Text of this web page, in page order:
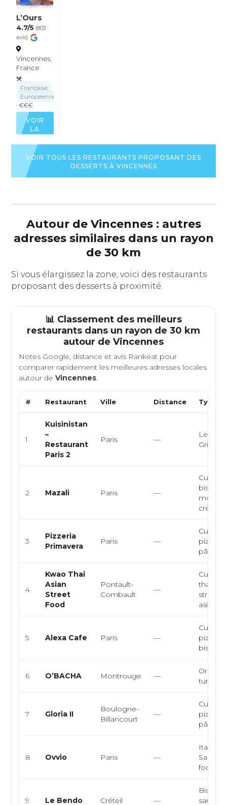
L’Ours
4.7/5 (803
avis)
Vincennes,
France
Française
Européenne
· €€€
VOIR
LA
DU
RESTAURANT
VOIR TOUS LES RESTAURANTS PROPOSANT DES
DESSERTS À VINCENNES
Autour de Vincennes : autres
adresses similaires dans un rayon
de 30 km
Si vous élargissez la zone, voici des restaurants
proposant des desserts à proximité.
📊 Classement des meilleurs
restaurants dans un rayon de 30 km
autour de Vincennes
Notes Google, distance et avis Rankeat pour
comparer rapidement les meilleures adresses locales
autour deVincennes.
# Restaurant Ville Distance Type
1
Kuisinistan
–
Restaurant
Paris 2
Paris —
2 Mazali Paris —
Cuisine
créatifs
3
Pizzeria
Primavera
Paris —
Cuisine
pâtes
4
Kwao Thai
Asian
Street
Food
Pontault-
Combault
—
Cuisine
street
5 Alexa Cafe Paris —
Cuisine
bistro,
6 O’BACHA Montrouge —
turc
7 Gloria II
Boulogne-
Billancourt
—
Cuisine
pâtes
8 Ovvio Paris —
food,
9 Le Bendo Créteil —
Bistrot,